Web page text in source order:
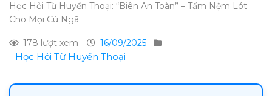
Học Hỏi Từ Huyền Thoại: “Biên An Toàn” – Tấm Nệm Lót
Cho Mọi Cú Ngã
178 lượt xem 16/09/2025
Học Hỏi Từ Huyền Thoại